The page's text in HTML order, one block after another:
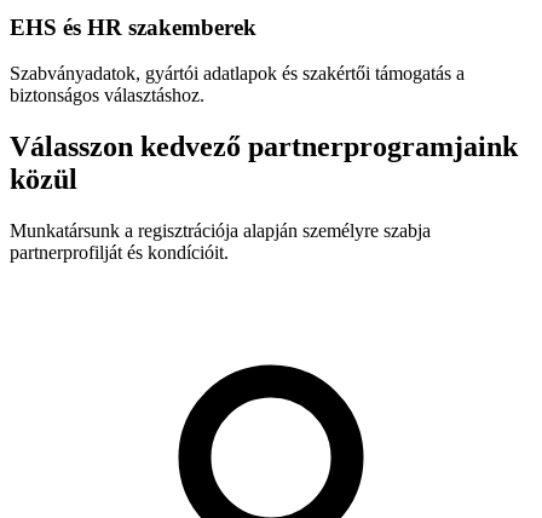
EHS és HR szakemberek
Szabványadatok, gyártói adatlapok és szakértői támogatás a
biztonságos választáshoz.
Válasszon kedvező partnerprogramjaink
közül
Munkatársunk a regisztrációja alapján személyre szabja
partnerprofilját és kondícióit.